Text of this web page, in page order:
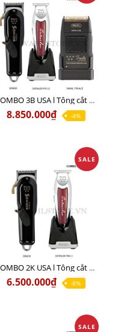
COMBO 3B USA l Tông cắt SENIOR + Tông viền DETAILER PRO LI + Cạo khô FINALE
8.850.000₫ -4%
SALE
COMBO 2K USA l Tông cắt SENIOR +Tông viền DETAILER PRO LI
6.500.000₫ -8%
SALE